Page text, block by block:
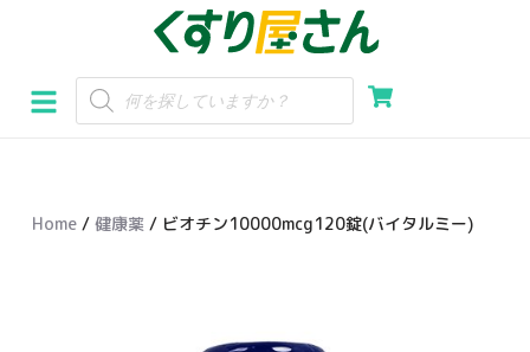
ン
テ
スHome / 健康薬 / ビオチン10000mcg120錠(バイタルミー)